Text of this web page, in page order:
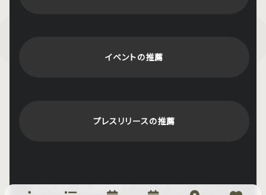
イベントの推薦
プレスリリースの推薦
おかやまポータル岡街瓦版© 2024 All Rights Reserved.